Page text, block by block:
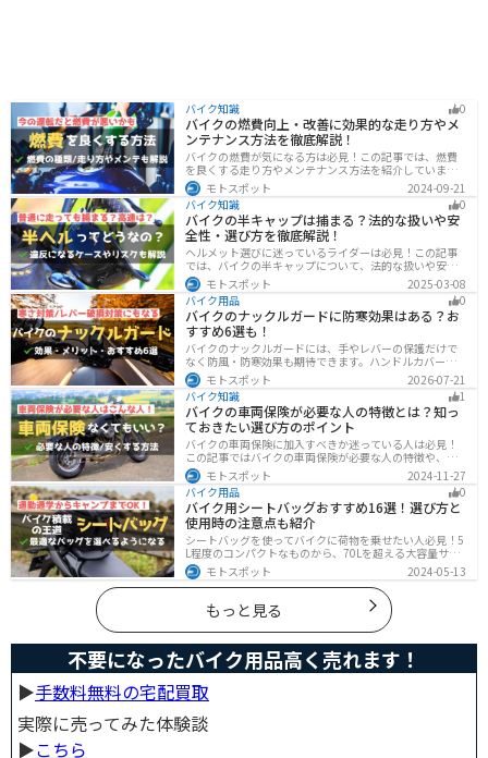
バイク知識 0
バイクの燃費向上・改善に効果的な走り方やメ
ンテナンス方法を徹底解説！
バイクの燃費が気になる方は必見！この記事では、燃費
を良くする走り方やメンテナンス方法を紹介していま
す。実は、車体そのものや荷物を軽くすることで、燃費
の向上が可能です。この記事を読めば、燃費を改善する
具体的な方法がわかります。
モトスポット
2024-09-21
バイク知識
0
バイクの半キャップは捕まる？法的な扱いや安
全性・選び方を徹底解説！
ヘルメット選びに迷っているライダーは必見！この記事
では、バイクの半キャップについて、法的な扱いや安全
性、選び方を詳しく解説しています。実は、法律で認め
られていても、状況によっては違法となる可能性がある
ので注意が必要です。この記事を読めば、ヘルメットを
正しく選ぶヒントが得られます。
モトスポット
2025-03-08
バイク用品
0
バイクのナックルガードに防寒効果はある？お
すすめ6選も！
バイクのナックルガードには、手やレバーの保護だけで
なく防風・防寒効果も期待できます。ハンドルカバーと
の違いやメリット・デメリット、選び方を解説し、冬の
ツーリングにおすすめの大型ナックルガード6選を価格や
特徴とともに紹介します。
モトスポット
2026-07-21
バイク知識
1
バイクの車両保険が必要な人の特徴とは？知っ
ておきたい選び方のポイント
バイクの車両保険に加入すべきか迷っている人は必見！
この記事ではバイクの車両保険が必要な人の特徴や、車
両保険の選び方を解説します。実は、価値の高いバイク
は修理費用が高額になる場合が多いです。この記事を読
めば車両保険の正しい選び方がわかります。
モトスポット
2024-11-27
バイク用品
0
バイク用シートバッグおすすめ16選！選び方と
使用時の注意点も紹介
シートバッグを使ってバイクに荷物を乗せたい人必見！5
L程度のコンパクトなものから、70Lを超える大容量サイ
ズまでシートバッグは種類が豊富です。用途に合わせて
選べば今よりもっと快適に荷物を運ぶことができます。
この記事でバッグの種類や選び方、オススメ商品を紹介
します。
モトスポット 2024-05-13
もっと見る
不要になったバイク用品高く売れます！
▶︎手数料無料の宅配買取
実際に売ってみた体験談
▶︎こちら